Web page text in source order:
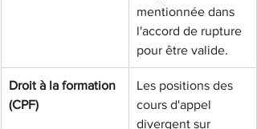
mentionnée dans
l'accord de rupture
pour être valide.
Droit à la formation
(CPF)
Les positions des
cours d'appel
divergent sur